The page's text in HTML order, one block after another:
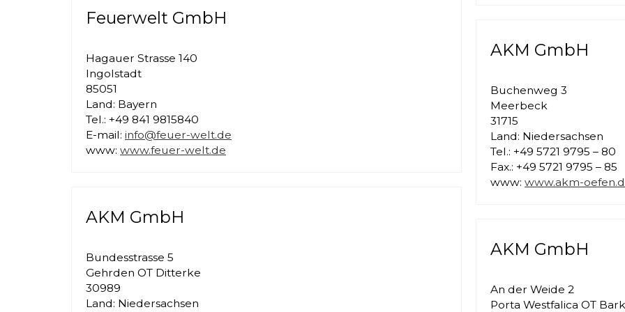
Feuerwelt GmbH
Hagauer Strasse 140
Ingolstadt
85051
Land: Bayern
Tel.: +49 841 9815840
E-mail: info@feuer-welt.de
www: www.feuer-welt.de
AKM GmbH
Bundesstrasse 5
Gehrden OT Ditterke
30989
Land: Niedersachsen
AKM GmbH
Buchenweg 3
Meerbeck
31715
Land: Niedersachsen
Tel.: +49 5721 9795 – 80
Fax.: +49 5721 9795 – 85
www: www.akm-
AKM GmbH
An der Weide 2
Porta Westfalica OT